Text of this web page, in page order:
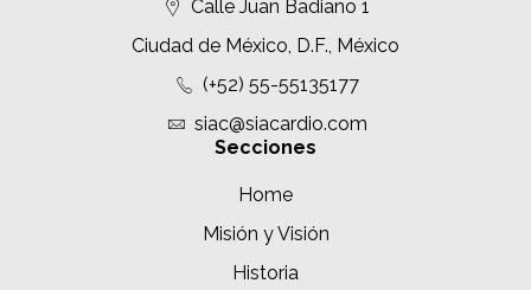
Calle Juan Badiano 1
Ciudad de México, D.F., México
(+52) 55-55135177
siac@siacardio.com
Secciones
Home
Misión y Visión
Historia